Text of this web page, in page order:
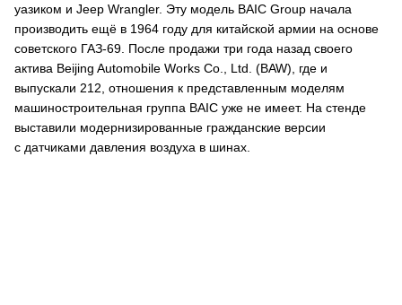
уазиком и Jeep Wrangler. Эту модель BAIC Group начала
производить ещё в 1964 году для китайской армии на основе
советского ГАЗ-69. После продажи три года назад своего
актива Beijing Automobile Works Co., Ltd. (BAW), где и
выпускали 212, отношения к представленным моделям
машиностроительная группа BAIC уже не имеет. На стенде
выставили модернизированные гражданские версии
с датчиками давления воздуха в шинах.